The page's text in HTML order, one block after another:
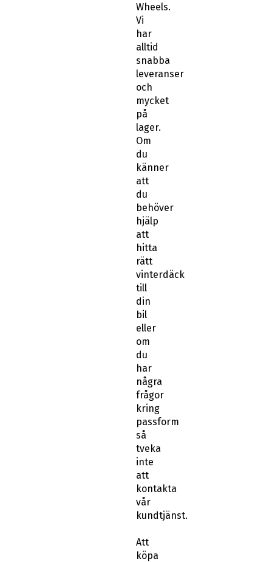
Wheels.
Vi
har
alltid
snabba
leveranser
och
mycket
på
lager.
Om
du
känner
att
du
behöver
hjälp
att
hitta
rätt
vinterdäck
till
din
bil
eller
om
du
har
några
frågor
kring
passform
så
tveka
inte
att
kontakta
vår
kundtjänst.
Att
köpa